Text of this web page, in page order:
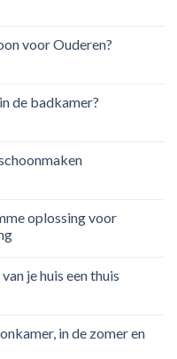
voor Ouderen?
de badkamer?
oplossing voor
je huis een thuis
in de zomer en